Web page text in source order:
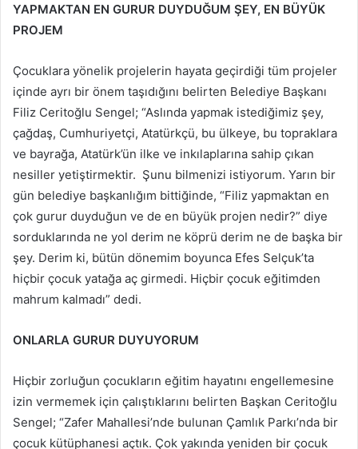
YAPMAKTAN EN GURUR DUYDUĞUM ŞEY, EN BÜYÜK
PROJEM
Çocuklara yönelik projelerin hayata geçirdiği tüm projeler
içinde ayrı bir önem taşıdığını belirten Belediye Başkanı
Filiz Ceritoğlu Sengel; “Aslında yapmak istediğimiz şey,
çağdaş, Cumhuriyetçi, Atatürkçü, bu ülkeye, bu topraklara
ve bayrağa, Atatürk’ün ilke ve inkılaplarına sahip çıkan
nesiller yetiştirmektir. Şunu bilmenizi istiyorum. Yarın bir
gün belediye başkanlığım bittiğinde, “Filiz yapmaktan en
çok gurur duyduğun ve de en büyük projen nedir?” diye
sorduklarında ne yol derim ne köprü derim ne de başka bir
şey. Derim ki, bütün dönemim boyunca Efes Selçuk’ta
hiçbir çocuk yatağa aç girmedi. Hiçbir çocuk eğitimden
mahrum kalmadı” dedi.
ONLARLA GURUR DUYUYORUM
Hiçbir zorluğun çocukların eğitim hayatını engellemesine
izin vermemek için çalıştıklarını belirten Başkan Ceritoğlu
Sengel; “Zafer Mahallesi’nde bulunan Çamlık Parkı’nda bir
çocuk kütüphanesi açtık. Çok yakında yeniden bir çocuk